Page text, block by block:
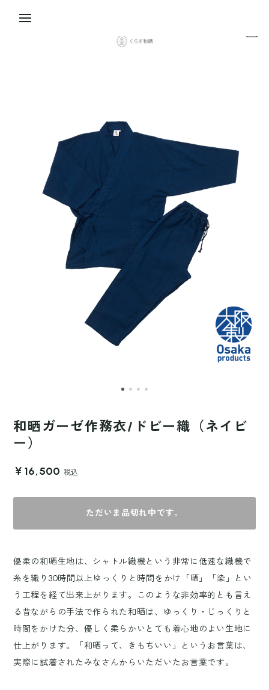
和晒ガーゼ作務衣/ドビー織（ネイビ
ー）
￥16,500 税込
ただいま品切れ中です。
優柔の和晒生地は、シャトル織機という非常に低速な織機で
糸を織り30時間以上ゆっくりと時間をかけ「晒」「染」とい
う工程を経て出来上がります。このような非効率的とも言え
る昔ながらの手法で作られた和晒は、ゆっくり・じっくりと
時間をかけた分、優しく柔らかいとても着心地のよい生地に
仕上がります。「和晒って、きもちいい」というお言葉は、
実際に試着されたみなさんからいただいたお言葉です。